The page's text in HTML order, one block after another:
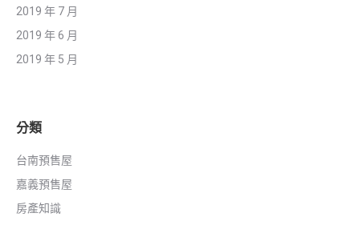
2019 年 7 月
2019 年 6 月
2019 年 5 月
分類
台南預售屋
嘉義預售屋
房產知識